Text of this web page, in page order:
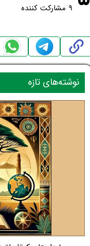
۹ مشارکت کننده
نوشته‌های تازه